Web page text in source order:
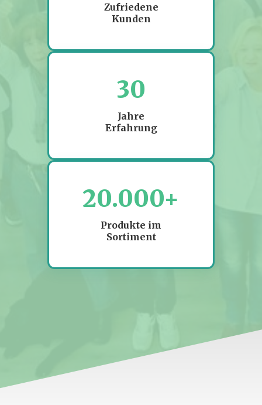
Zufriedene
Kunden
30
Jahre
Erfahrung
20.000+
Produkte im
Sortiment